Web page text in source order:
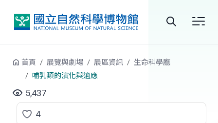
站
首頁 展覽與劇場 展區資訊
生命科學廳
哺乳類的演化與適應
5,437
4